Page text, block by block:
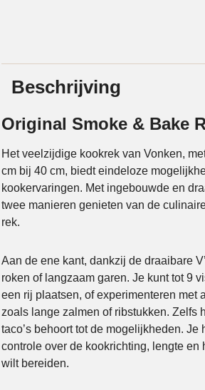
Beschrijving
Original Smoke & Bake
Het veelzijdige kookrek van Vonken,
cm bij 40 cm, biedt eindeloze
kookervaringen. Met ingebouwde en
twee manieren genieten van de
rek.
Aan de ene kant, dankzij de draaibare
roken of langzaam garen. Je kunt tot 9
een rij plaatsen, of experimenteren met
zoals lange zalmen of ribstukken. Zelfs
taco’s behoort tot de mogelijkheden. Je
controle over de kookrichting, lengte en
wilt bereiden.